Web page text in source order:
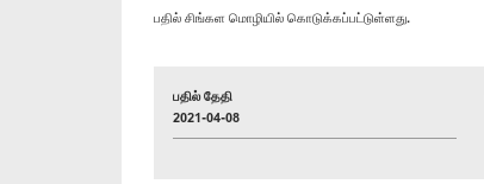
பதில் சிங்கள மொழியில் கொடுக்கப்பட்டுள்ளது.
பதில் தேதி
2021-04-08